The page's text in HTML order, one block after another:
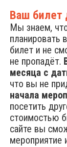
Ваш билет
Мы знаем,
планировать
билет и не
не пропадёт.
месяца с
что вы не
начала
посетить
стоимостью
сайте вы
мероприятие